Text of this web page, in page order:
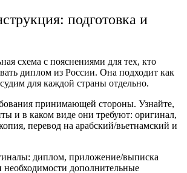
подготовка и
схема с пояснениями для тех, кто
диплом из России. Она подходит как
для каждой страны отдельно.
принимающей стороны. Узнайте,
и в каком виде они требуют: оригинал,
перевод на арабский/вьетнамский и
диплом, приложение/выписка
необходимости дополнительные